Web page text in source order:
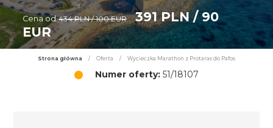
Cena od 434 PLN / 100 EUR
391 PLN / 90
EUR
Strona główna / Oferta / Wycieczka Marathon z Protaras do Pafos
Numer oferty: 51/18107